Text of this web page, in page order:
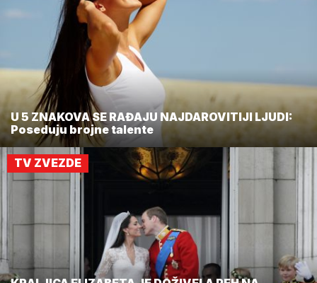
U 5 ZNAKOVA SE RAĐAJU NAJDAROVITIJI LJUDI:
Poseduju brojne talente
TV ZVEZDE